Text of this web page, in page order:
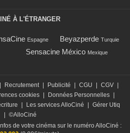
À L'ÉTRANGER
Espagne Beyazperde Turquie
Sensacine México Mexique
Recrutement Publicité CGU CGV
cookies Données Personnelles
Les services AlloCiné
Gérer Utiq
©AlloCiné
de votre cinéma sur le numéro AlloCiné :